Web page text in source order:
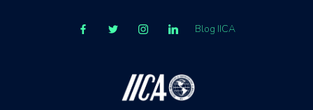
Blog IICA